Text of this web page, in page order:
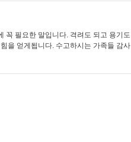
꼭 필요한 말입니다. 격려도 되고 용기도
을 얻게됩니다. 수고하시는 가족들 감사